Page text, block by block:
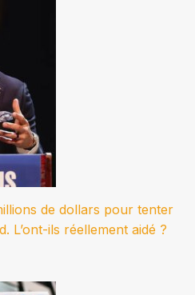
de dollars pour tenter
L’ont-ils réellement aidé ?